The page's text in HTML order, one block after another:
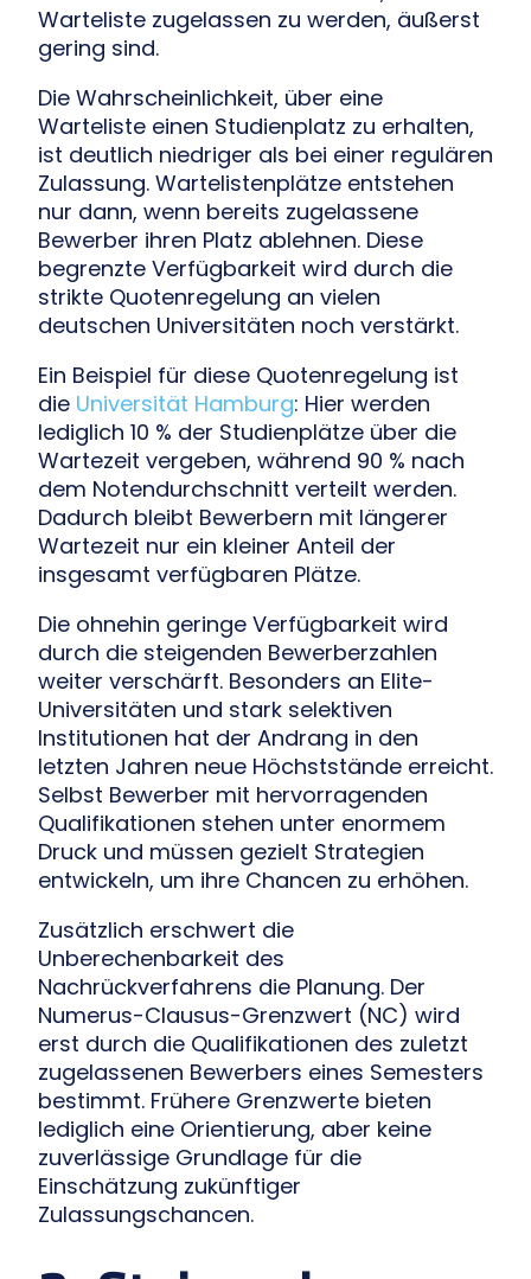
Warteliste zugelassen zu werden, äußerst
gering sind.
Die Wahrscheinlichkeit, über eine
Warteliste einen Studienplatz zu erhalten,
ist deutlich niedriger als bei einer regulären
Zulassung. Wartelistenplätze entstehen
nur dann, wenn bereits zugelassene
Bewerber ihren Platz ablehnen. Diese
begrenzte Verfügbarkeit wird durch die
strikte Quotenregelung an vielen
deutschen Universitäten noch verstärkt.
Ein Beispiel für diese Quotenregelung ist
die Universität Hamburg: Hier werden
lediglich 10 % der Studienplätze über die
Wartezeit vergeben, während 90 % nach
dem Notendurchschnitt verteilt werden.
Dadurch bleibt Bewerbern mit längerer
Wartezeit nur ein kleiner Anteil der
insgesamt verfügbaren Plätze.
Die ohnehin geringe Verfügbarkeit wird
durch die steigenden Bewerberzahlen
weiter verschärft. Besonders an Elite-
Universitäten und stark selektiven
Institutionen hat der Andrang in den
letzten Jahren neue Höchststände erreicht.
Selbst Bewerber mit hervorragenden
Qualifikationen stehen unter enormem
Druck und müssen gezielt Strategien
entwickeln, um ihre Chancen zu erhöhen.
Zusätzlich erschwert die
Unberechenbarkeit des
Nachrückverfahrens die Planung. Der
Numerus-Clausus-Grenzwert (NC) wird
erst durch die Qualifikationen des zuletzt
zugelassenen Bewerbers eines Semesters
bestimmt. Frühere Grenzwerte bieten
lediglich eine Orientierung, aber keine
zuverlässige Grundlage für die
Einschätzung zukünftiger
Zulassungschancen.